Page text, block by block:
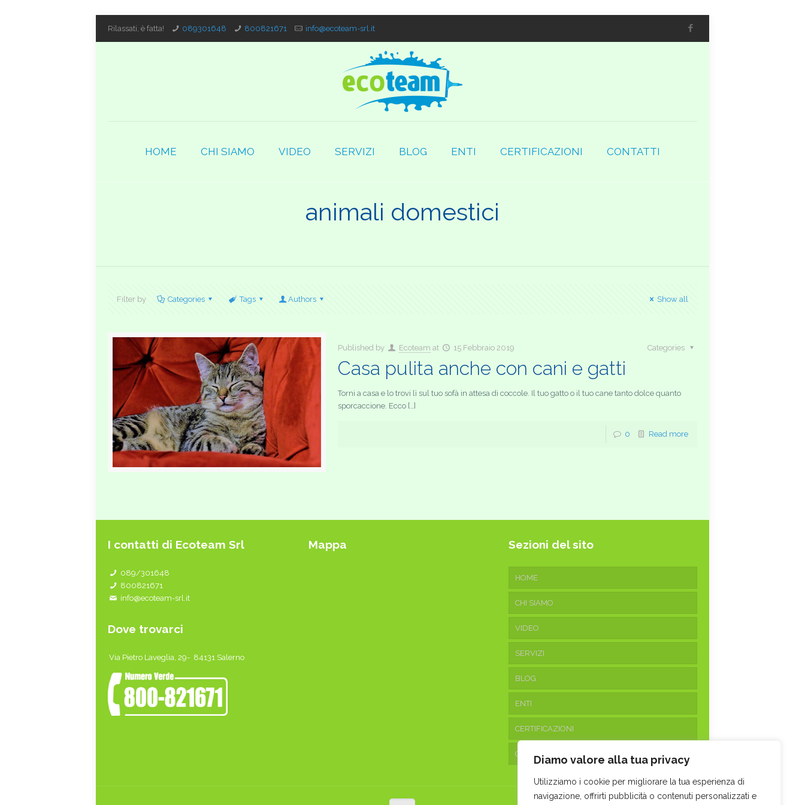
Diamo valore alla tua privacy
Utilizziamo i cookie per migliorare la tua esperienza di
navigazione, offrirti pubblicità o contenuti personalizzati e
Rilassati, è fatta! 089301648 800821671 info@ecoteam-srl.it
HOME CHI SIAMO VIDEO SERVIZI BLOG ENTI CERTIFICAZIONI CONTATTI
animali domestici
Filter by Categories Tags Authors Show all
Published by Ecoteam at 15 Febbraio 2019 Categories
Casa pulita anche con cani e gatti
Torni a casa e lo trovi lì sul tuo sofà in attesa di coccole. Il tuo gatto o il tuo cane tanto dolce quanto
sporcaccione. Ecco […]
0 Read more
I contatti di Ecoteam Srl
089/301648
800821671
info@ecoteam-srl.it
Dove trovarci
Via Pietro Laveglia, 29- 84131 Salerno
Mappa Sezioni del sito
HOME
CHI SIAMO
VIDEO
SERVIZI
BLOG
ENTI
CERTIFICAZIONI
CONTATTI